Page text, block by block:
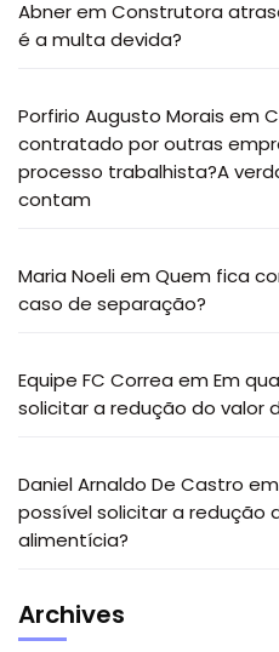
Abnerem Construtora
é a multa devida?
Porfirio Augusto Morais em
contratado por outras
processo trabalhista?A
contam
Maria Noeliem Quem fica
caso de separação?
Equipe FC Correa em Em
solicitar a redução do valor
Daniel Arnaldo De Castro em
possível solicitar a redução
alimentícia?
Archives